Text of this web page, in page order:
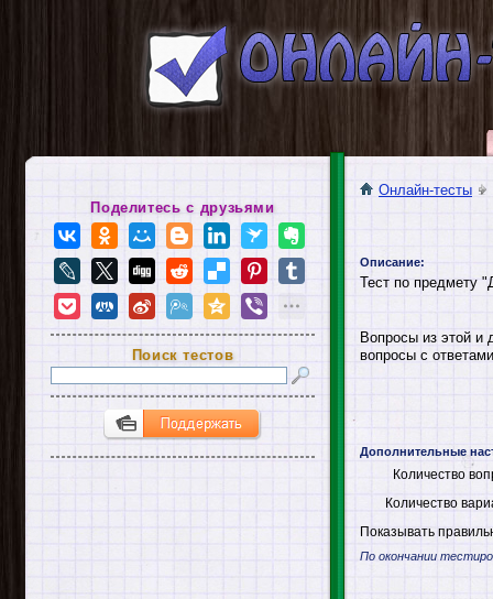
Онлайн-тесты
Описание:
Тест по предмету
Вопросы из этой и
вопросы с
Дополнительные
Количество
Количество
Показывать
По окончании
Поделитесь с друзьями
Поиск тестов